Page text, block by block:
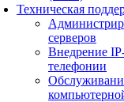
Техническая
серверов
Внедрение
телефонии